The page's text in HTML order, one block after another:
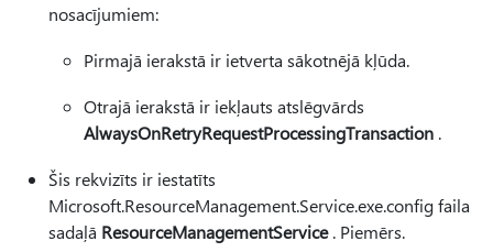
nosacījumiem:
Pirmajā ierakstā ir ietverta sākotnējā kļūda.
Otrajā ierakstā ir iekļauts atslēgvārds
AlwaysOnRetryRequestProcessingTransaction .
Šis rekvizīts ir iestatīts
Microsoft.ResourceManagement.Service.exe.config faila
sadaļā ResourceManagementService. Piemērs.